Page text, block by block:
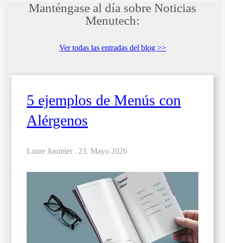
Manténgase al día sobre Noticias
Menutech:
Ver todas las entradas del blog >>
5 ejemplos de Menús con
Alérgenos
Laure Joumier . 23. Mayo 2026